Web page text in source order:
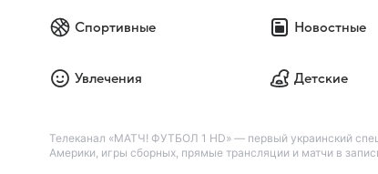
Спортивные Новостные
Увлечения Детские
Телеканал «МАТЧ! ФУТБОЛ 1 HD» — первый украинский
Америки, игры сборных, прямые трансляции и матчи в